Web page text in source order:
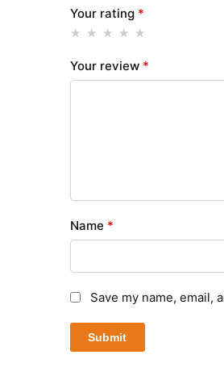
Your rating *
Your review *
Name *
Save my name, email,